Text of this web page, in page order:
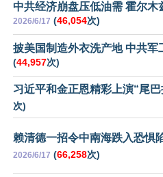
中共经济崩盘压低油需 霍尔木
2026/6/17 (46,054次)
披美国制造外衣洗产地 中共军
(44,957次)
习近平和金正恩精彩上演“尾巴
次)
赖清德一招令中南海跌入恐惧
2026/6/17 (66,258次)